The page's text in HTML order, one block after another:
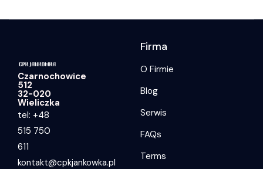
Czarnochowice
512
32-020
Wieliczka
tel: +48
515 750
611
kontakt@cpkjankowka.pl
Firma
O Firmie
Blog
Serwis
FAQs
Terms